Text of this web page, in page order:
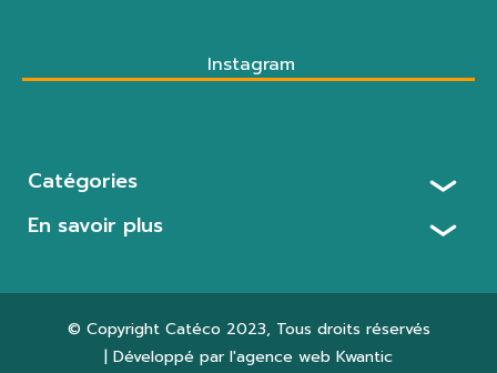
Instagram
Catégories
En savoir plus
© Copyright Catéco 2023, Tous droits réservés
| Développé par l'agence web Kwantic